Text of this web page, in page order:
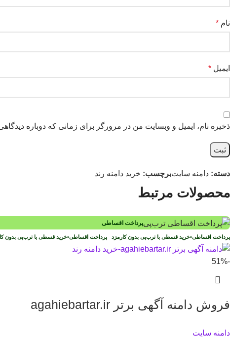
نام *
ایمیل *
ذخیره نام، ایمیل و وبسایت من در مرورگر برای زمانی که دوباره
دسته: دامنه سایتبرچسب: خرید دامنه رند
محصولات مرتبط
پرداخت اقساطی
پرداخت اقساطی•خرید قسطی با ترب‌پی بدون کارمزد پرداخت اقساطی•خرید قسطی با ترب‌پی بدون
-51%
فروش دامنه آگهی برتر agahiebartar.ir
دامنه سایت